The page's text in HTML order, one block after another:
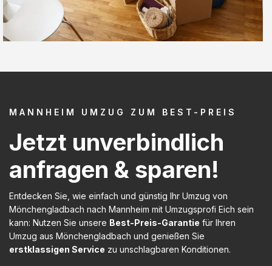
MANNHEIM UMZUG ZUM BEST-PREIS
Jetzt unverbindlich
anfragen & sparen!
Entdecken Sie, wie einfach und günstig Ihr Umzug von
Mönchengladbach nach Mannheim mit Umzugsprofi Eich sein
kann: Nutzen Sie unsere Best-Preis-Garantie für Ihren
Umzug aus Mönchengladbach und genießen Sie
erstklassigen Service zu unschlagbaren Konditionen.